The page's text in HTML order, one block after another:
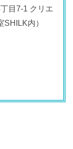
目7-1 クリエ
内）